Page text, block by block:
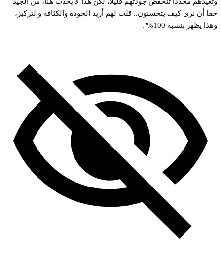
حقا أن نرى كيف يتحسنون.. قلت لهم أريد الجودة والكثافة والتركيز،
وهذا يظهر بنسبة 100%".